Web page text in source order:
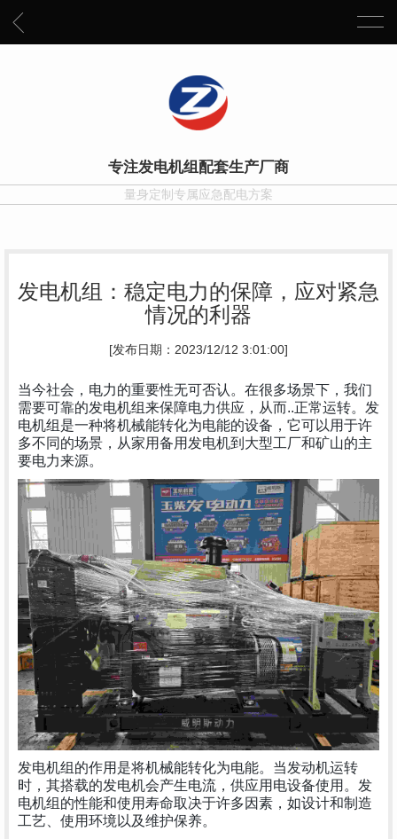
专注发电机组配套生产厂商
量身定制专属应急配电方案
发电机组：稳定电力的保障，应对紧急
情况的利器
[发布日期：2023/12/12 3:01:00]
当今社会，电力的重要性无可否认。在很多场景下，我们
需要可靠的发电机组来保障电力供应，从而..正常运转。发
电机组是一种将机械能转化为电能的设备，它可以用于许
多不同的场景，从家用备用发电机到大型工厂和矿山的主
要电力来源。
发电机组的作用是将机械能转化为电能。当发动机运转
时，其搭载的发电机会产生电流，供应用电设备使用。发
电机组的性能和使用寿命取决于许多因素，如设计和制造
工艺、使用环境以及维护保养。